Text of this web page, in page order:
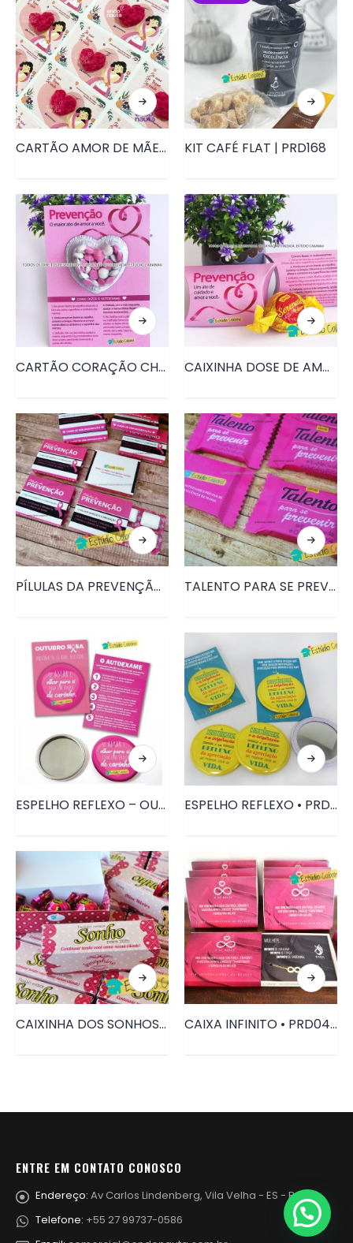
CARTÃO AMOR DE MÃE OUTUBRO ROSA• PRD056 KIT CAFÉ FLAT | PRD168
CARTÃO CORAÇÃO CHOCOLATE OUTUBRO ROSA • PRD130 CAIXINHA DOSE DE AMOR OUTUBRO ROSA • PRD131
PÍLULAS DA PREVENÇÃO – CARTELA DE CHICLETES OUTUBRO ROSA • PRD134 TALENTO PARA SE PREVENIR – TALENTO PERSONALIZADO OUTUBRO ROSA • PRD133
ESPELHO REFLEXO – OUTUBRO ROSA • PRD132 ESPELHO REFLEXO • PRD033
CAIXINHA DOS SONHOS • PRD102 CAIXA INFINITO • PRD044
ENTRE EM CONTATO CONOSCO
Endereço: Av Carlos Lindenberg, Vila Velha - ES - Brasil
Telefone: +55 27 99737-0586